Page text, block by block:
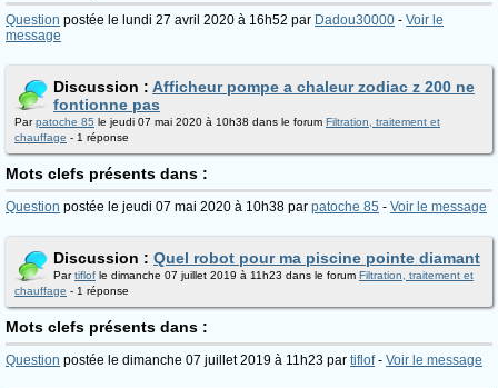
Question postée le lundi 27 avril 2020 à 16h52 par Dadou30000 - Voir le
message
Discussion : Afficheur pompe a chaleur zodiac z 200 ne
fontionne pas
Parpatoche 85 le jeudi 07 mai 2020 à 10h38 dans le forum Filtration, traitement et
chauffage - 1 réponse
Mots clefs présents dans :
Question postée le jeudi 07 mai 2020 à 10h38 par patoche 85 - Voir le message
Discussion : Quel robot pour ma piscine pointe diamant
Partiflof le dimanche 07 juillet 2019 à 11h23 dans le forum Filtration, traitement et
chauffage - 1 réponse
Mots clefs présents dans :
Question postée le dimanche 07 juillet 2019 à 11h23 par tiflof- Voir le message